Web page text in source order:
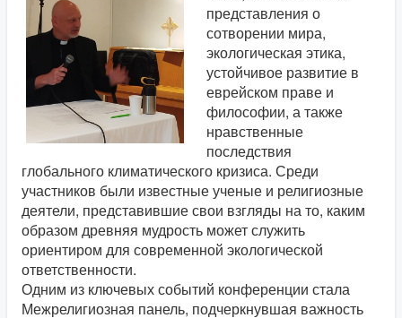
представления о
сотворении мира,
экологическая этика,
устойчивое развитие в
еврейском праве и
философии, а также
нравственные
последствия
глобального климатического кризиса. Среди
участников были известные ученые и религиозные
деятели, представившие свои взгляды на то, каким
образом древняя мудрость может служить
ориентиром для современной экологической
ответственности.
Одним из ключевых событий конференции стала
Межрелигиозная панель, подчеркнувшая важность